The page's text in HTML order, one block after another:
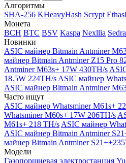
Алгоритмы
SHA-256 KHeavyHash Scrypt
Монета
BCH BTC BSV Kaspa Nexllia Sedra
Новинки
ASIC майнер Bitmain Antminer
майнер Bitmain Antminer Z15 Pro
Antminer M63s+ 17W 430TH/s
18.5W 224TH/s ASIC майнер
ASIC майнер Bitmain Antminer
Часто ищут
ASIC майнер Whatsminer M61s+
Whatsminer M60s+ 17W 206TH/s
M61s+ 218 TH/s ASIC майнер
ASIC майнер Bitmain Antminer
майнер Bitmain Antminer
Модели
Газопоршневая электростанция